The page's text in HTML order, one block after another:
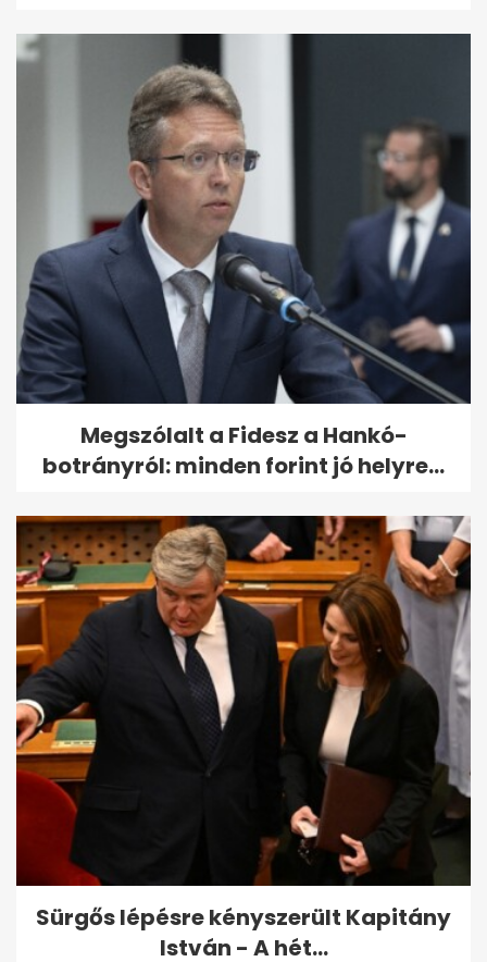
Megszólalt a Fidesz a Hankó-
botrányról: minden forint jó helyre...
Sürgős lépésre kényszerült Kapitány
István - A hét...